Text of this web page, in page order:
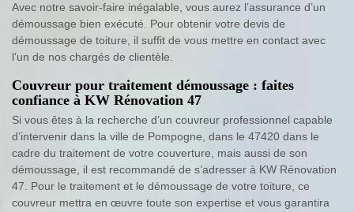
Avec notre savoir-faire inégalable, vous aurez l’assurance d’un
démoussage bien exécuté. Pour obtenir votre devis de
démoussage de toiture, il suffit de vous mettre en contact avec
l’un de nos chargés de clientèle.
Couvreur pour traitement démoussage : faites
confiance à KW Rénovation 47
Si vous êtes à la recherche d’un couvreur professionnel capable
d’intervenir dans la ville de Pompogne, dans le 47420 dans le
cadre du traitement de votre couverture, mais aussi de son
démoussage, il est recommandé de s’adresser à KW Rénovation
47. Pour le traitement et le démoussage de votre toiture, ce
couvreur mettra en œuvre toute son expertise et vous garantira